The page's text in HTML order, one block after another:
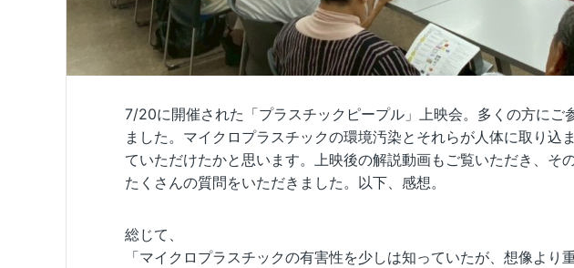
7/20に開催された「プラスチックピープル」上映会。多くの方にご
ました。マイクロプラスチックの環境汚染とそれらが人体に取り込
ていただけたかと思います。上映後の解説動画もご覧いただき、そ
たくさんの質問をいただきました。以下、感想。
総じて、
「マイクロプラスチックの有害性を少しは知っていたが、想像より